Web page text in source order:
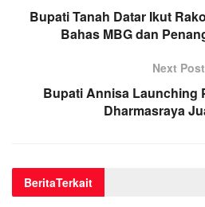
Bupati Tanah Datar Ikut
Bahas MBG dan
Next Post
Bupati Annisa Launching
Dharmasraya
BeritaTerkait